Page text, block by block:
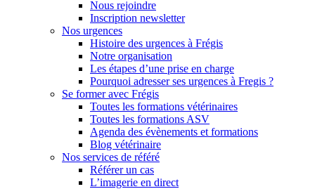
Nous rejoindre
Inscription newsletter
Nos urgences
Histoire des urgences à Frégis
Notre organisation
Les étapes d’une prise en charge
Pourquoi adresser ses urgences à Fregis ?
Se former avec Frégis
Toutes les formations vétérinaires
Toutes les formations ASV
Agenda des évènements et formations
Blog vétérinaire
Nos services de référé
Référer un cas
L’imagerie en direct